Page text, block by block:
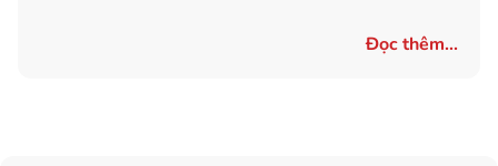
Đọc thêm...